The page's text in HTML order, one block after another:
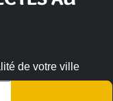
de votre ville